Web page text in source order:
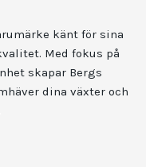
känt för sina
Med fokus på
skapar Bergs
dina växter och